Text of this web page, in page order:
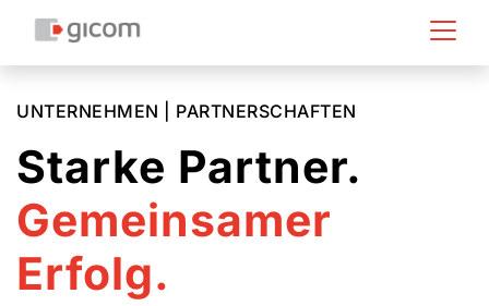
UNTERNEHMEN | PARTNERSCHAFTEN
Starke Partner.
Gemeinsamer
Erfolg.